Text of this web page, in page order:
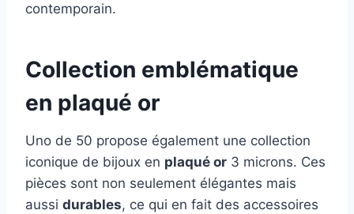
contemporain.
Collection emblématique
en plaqué or
Uno de 50 propose également une collection
iconique de bijoux en plaqué or 3 microns. Ces
pièces sont non seulement élégantes mais
aussi durables, ce qui en fait des accessoires